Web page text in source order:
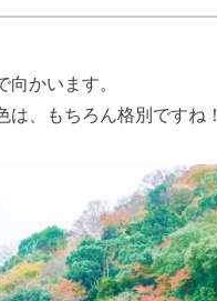
かいます。
、もちろん格別ですね！